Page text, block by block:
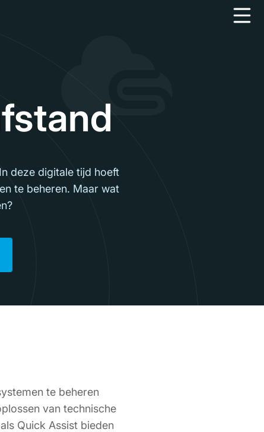
deze digitale tijd hoeft
te beheren. Maar wat
te beheren
van technische
Quick Assist bieden